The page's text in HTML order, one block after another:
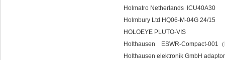
Holmatro Netherlands ICU40A30
Holmbury Ltd HQ06-M-04G 24/15
HOLOEYE PLUTO-VIS
Holthausen ESWR-Compact-001
Holthausen elektronik GmbH